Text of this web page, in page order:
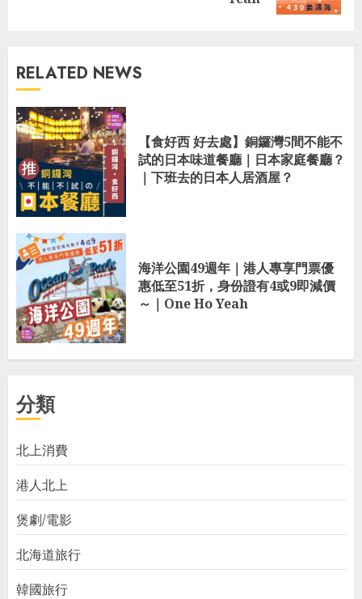
RELATED NEWS
【食好西 好去處】銅鑼灣5間不能不
試的日本味道餐廳｜日本家庭餐廳？
｜下班去的日本人居酒屋？
海洋公園49週年｜港人專享門票優
惠低至51折，身份證有4或9即減價
～｜One Ho Yeah
分類
北上消費
港人北上
煲劇/電影
北海道旅行
韓國旅行